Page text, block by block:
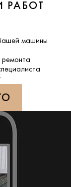
РАБОТ
машины
ремонта